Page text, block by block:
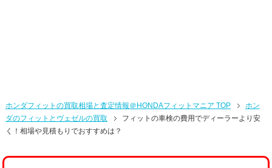
ホンダフィットの買取相場と査定情報＠HONDAフィットマニア TOP
ホン
ダのフィットとヴェゼルの買取
フィットの車検の費用でディーラーより安
く！相場や見積もりでおすすめは？